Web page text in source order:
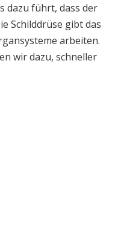
dazu führt, dass der
Schilddrüse gibt das
arbeiten.
wir dazu, schneller